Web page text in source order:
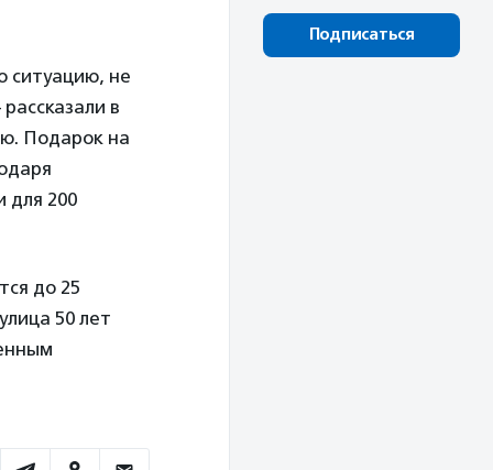
ситуацию, не
в
Подарок на
для 200
до 25
50 лет
Подписаться